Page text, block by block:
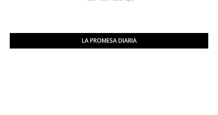
LA PROMESA DIARIA